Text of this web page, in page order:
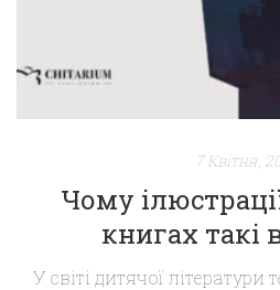
7 Квітня,
Чому
книгах такі
У світі дитячої літератури